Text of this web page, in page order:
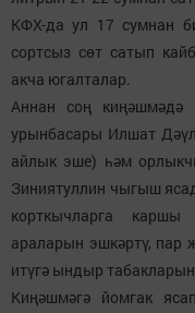
КФХ-да ул 17 сумнан
сортсыз сөт сатып
акча югалталар.
Аннан соң киңәшмәдә
урынбасары Илшат
айлык эше) һәм
Зиниятуллин чыгыш
корткычларга
араларын эшкәртү, пар
итүгә ындыр
Киңәшмәгә йомгак